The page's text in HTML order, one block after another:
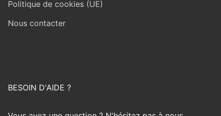
Politique de cookies (UE)
Nous contacter
BESOIN D'AIDE ?